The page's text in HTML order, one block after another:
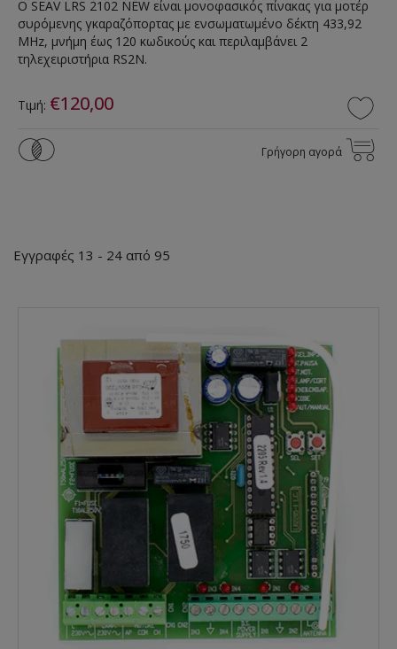
Ο SEAV LRS 2102 NEW είναι μονοφασικός πίνακας για μοτέρ
συρόμενης γκαραζόπορτας με ενσωματωμένο δέκτη 433,92
MHz, μνήμη έως 120 κωδικούς και περιλαμβάνει 2
τηλεχειριστήρια RS2N.
Τιμή: €120,00
Γρήγορη αγορά
Εγγραφές 13 - 24 από 95